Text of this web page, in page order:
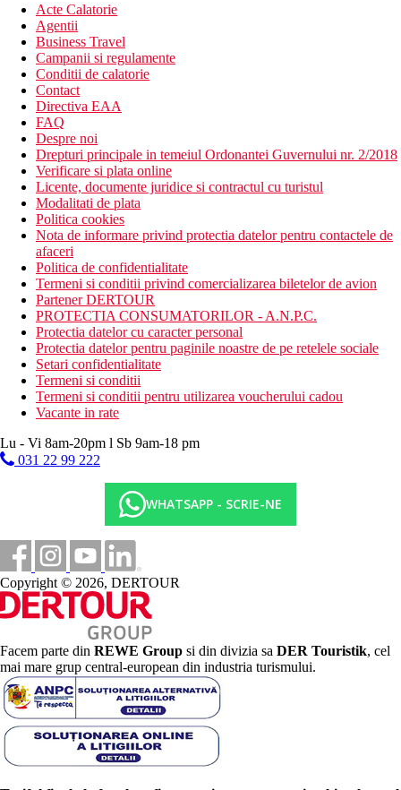
Acte Calatorie
Agentii
Business Travel
Campanii si regulamente
Conditii de calatorie
Contact
Directiva EAA
FAQ
Despre noi
Drepturi principale in temeiul Ordonantei Guvernului nr. 2/2018
Verificare si plata online
Licente, documente juridice si contractul cu turistul
Modalitati de plata
Politica cookies
Nota de informare privind protectia datelor pentru contactele de
afaceri
Politica de confidentialitate
Termeni si conditii privind comercializarea biletelor de avion
Partener DERTOUR
PROTECTIA CONSUMATORILOR - A.N.P.C.
Protectia datelor cu caracter personal
Protectia datelor pentru paginile noastre de pe retelele sociale
Setari confidentialitate
Termeni si conditii
Termeni si conditii pentru utilizarea voucherului cadou
Vacante in rate
Lu - Vi 8am-20pm l Sb 9am-18 pm
031 22 99 222
WHATSAPP - SCRIE-NE
Copyright © 2026, DERTOUR
Facem parte din REWE Group si din divizia sa DER Touristik, cel
mai mare grup central-european din industria turismului.